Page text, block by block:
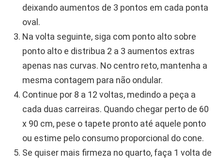
deixando aumentos de 3 pontos em cada ponta
oval.
Na volta seguinte, siga com ponto alto sobre
ponto alto e distribua 2 a 3 aumentos extras
apenas nas curvas. No centro reto, mantenha a
mesma contagem para não ondular.
Continue por 8 a 12 voltas, medindo a peça a
cada duas carreiras. Quando chegar perto de 60
x 90 cm, pese o tapete pronto até aquele ponto
ou estime pelo consumo proporcional do cone.
Se quiser mais firmeza no quarto, faça 1 volta de